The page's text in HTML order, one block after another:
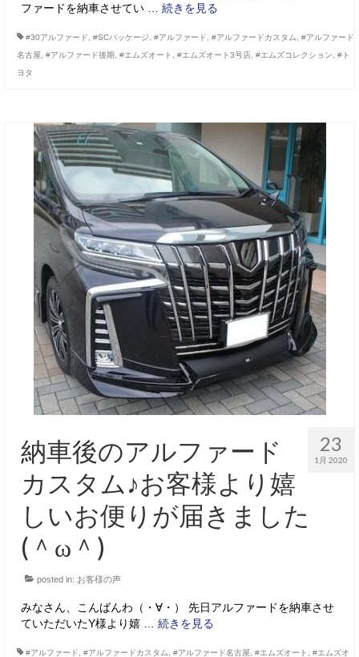
ファードを納車させてい … 続きを見る
#30アルファード #SCパッケージ #アルファード #アルファードカスタム
#アルファード
名古屋
#アルファード後期 #エムズオート #エムズオート3号店 #エムズコレクション
#ト
ヨタ
23
1月 2020
納車後のアルファード
カスタム♪お客様より嬉
しいお便りが届きました
(＾ω＾)
posted in: お客様の声
みなさん、こんばんわ（・∀・） 先日アルファードを納車させ
ていただいたY様より嬉 … 続きを見る
#アルファード #アルファードカスタム #アルファード名古屋 #エムズオート #エムズオ